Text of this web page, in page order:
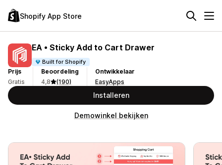
Shopify App Store
EA • Sticky Add to Cart Drawer
Built for Shopify
Prijs
Gratis
Beoordeling
4,8
(190)
Ontwikkelaar
EasyApps
Installeren
Demowinkel bekijken